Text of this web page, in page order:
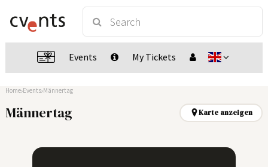
Events My Tickets
Home Events Männertag
Männertag Karte anzeigen